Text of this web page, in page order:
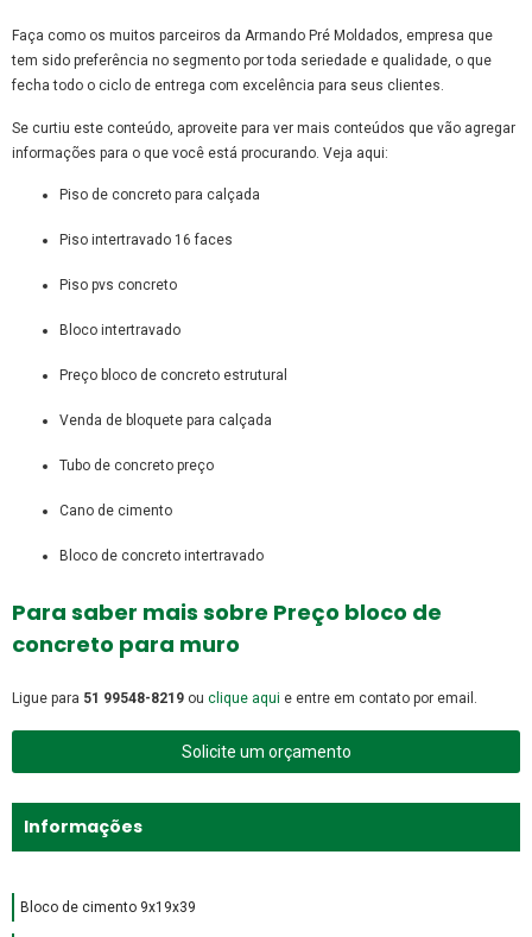
Faça como os muitos parceiros da Armando Pré Moldados, empresa que
tem sido preferência no segmento por toda seriedade e qualidade, o que
fecha todo o ciclo de entrega com excelência para seus clientes.
Se curtiu este conteúdo, aproveite para ver mais conteúdos que vão agregar
informações para o que você está procurando. Veja aqui:
piso de concreto para calçada
piso intertravado 16 faces
piso pvs concreto
bloco intertravado
preço bloco de concreto estrutural
venda de bloquete para calçada
tubo de concreto preço
cano de cimento
bloco de concreto intertravado
Para saber mais sobre Preço bloco de
concreto para muro
Ligue para 51 99548-8219 ou clique aqui e entre em contato por email.
Solicite um orçamento
Informações
Bloco de cimento 9x19x39